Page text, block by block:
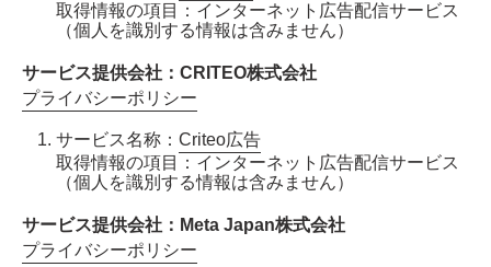
取得情報の項目：インターネット広告配信サービス
（個人を識別する情報は含みません）
サービス提供会社：CRITEO株式会社
プライバシーポリシー
サービス名称： Criteo広告
取得情報の項目：インターネット広告配信サービス
（個人を識別する情報は含みません）
サービス提供会社：Meta Japan株式会社
プライバシーポリシー